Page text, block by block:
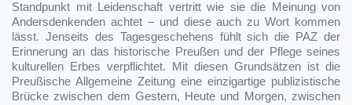
Standpunkt mit Leidenschaft vertritt wie sie die Meinung von
Andersdenkenden achtet – und diese auch zu Wort kommen
lässt. Jenseits des Tagesgeschehens fühlt sich die PAZ der
Erinnerung an das historische Preußen und der Pflege seines
kulturellen Erbes verpflichtet. Mit diesen Grundsätzen ist die
Preußische Allgemeine Zeitung eine einzigartige publizistische
Brücke zwischen dem Gestern, Heute und Morgen, zwischen